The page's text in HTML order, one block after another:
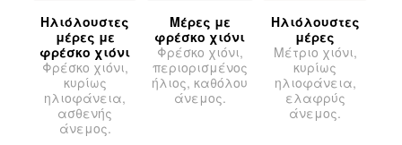
Ηλιόλουστες
μέρες με
φρέσκο χιόνι
Φρέσκο χιόνι,
κυρίως
ηλιοφάνεια,
ασθενής
άνεμος.
Μέρες με
φρέσκο χιόνι
Φρέσκο χιόνι,
περιορισμένος
ήλιος, καθόλου
άνεμος.
Ηλιόλουστες
μέρες
Μέτριο χιόνι,
κυρίως
ηλιοφάνεια,
ελαφρύς
άνεμος.